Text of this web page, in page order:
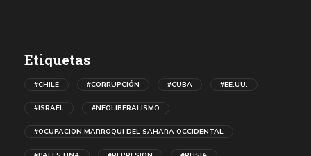
Etiquetas
#CHILE #CORRUPCIÓN #CUBA #EE.UU.
#ISRAEL #NEOLIBERALISMO
#OCUPACION MARROQUI DEL SAHARA OCCIDENTAL